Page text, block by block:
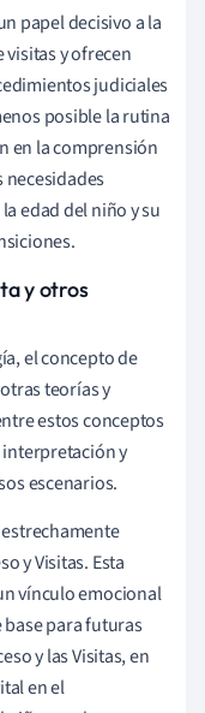
papel decisivo a la
visitas y ofrecen
judiciales
posible la rutina
en la comprensión
edad del niño y su
y otros
el concepto de
teorías y
estos conceptos
y
escenarios.
y Visitas. Esta
vínculo emocional
para futuras
y las Visitas, en
en el